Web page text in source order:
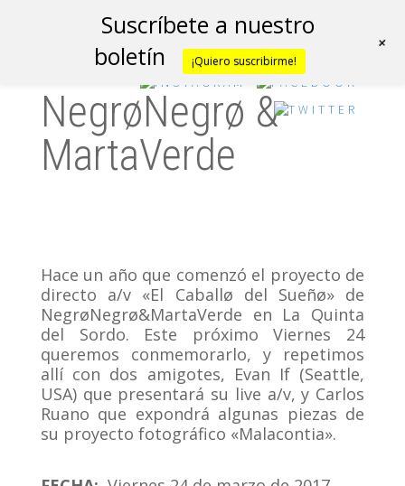
NegrøNegrø &
MartaVerde
Hace un año que comenzó el proyecto de
directo a/v «El Caballø del Sueñø» de
NegrøNegrø&MartaVerde en La Quinta
del Sordo. Este próximo Viernes 24
queremos conmemorarlo, y repetimos
allí con dos amigotes, Evan If (Seattle,
USA) que presentará su live a/v, y Carlos
Ruano que expondrá algunas piezas de
su proyecto fotográfico «Malacontia».
Suscríbete a nuestro
boletín
¡Quiero suscribirme!
+